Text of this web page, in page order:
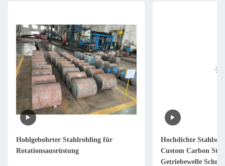
Hohlgebohrter Stahlrohling für
Rotationsausrüstung
Hochdichte
Custom Carbon
Getriebewelle